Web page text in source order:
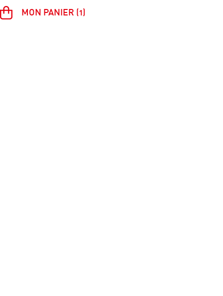
MON PANIER (1)